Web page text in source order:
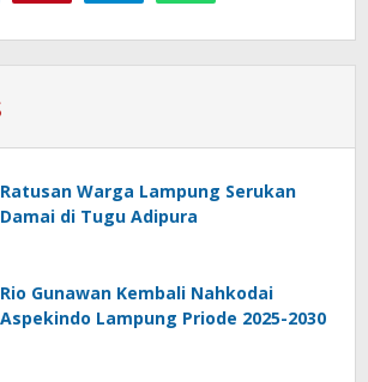
Ratusan Warga Lampung Serukan
Damai di Tugu Adipura
Rio Gunawan Kembali Nahkodai
Aspekindo Lampung Priode 2025-2030